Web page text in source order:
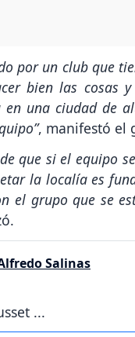
por un club que
bien las cosas
una ciudad de
, manifestó el
que si el equipo
la localía es
el grupo que se
Salinas
...